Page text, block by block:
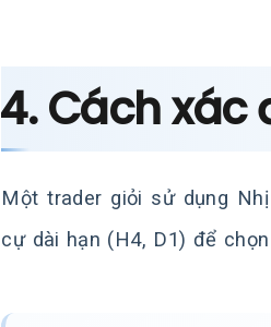
4. Cách xác
Một trader giỏi sử dụng
cự dài hạn (H4, D1) để chọn